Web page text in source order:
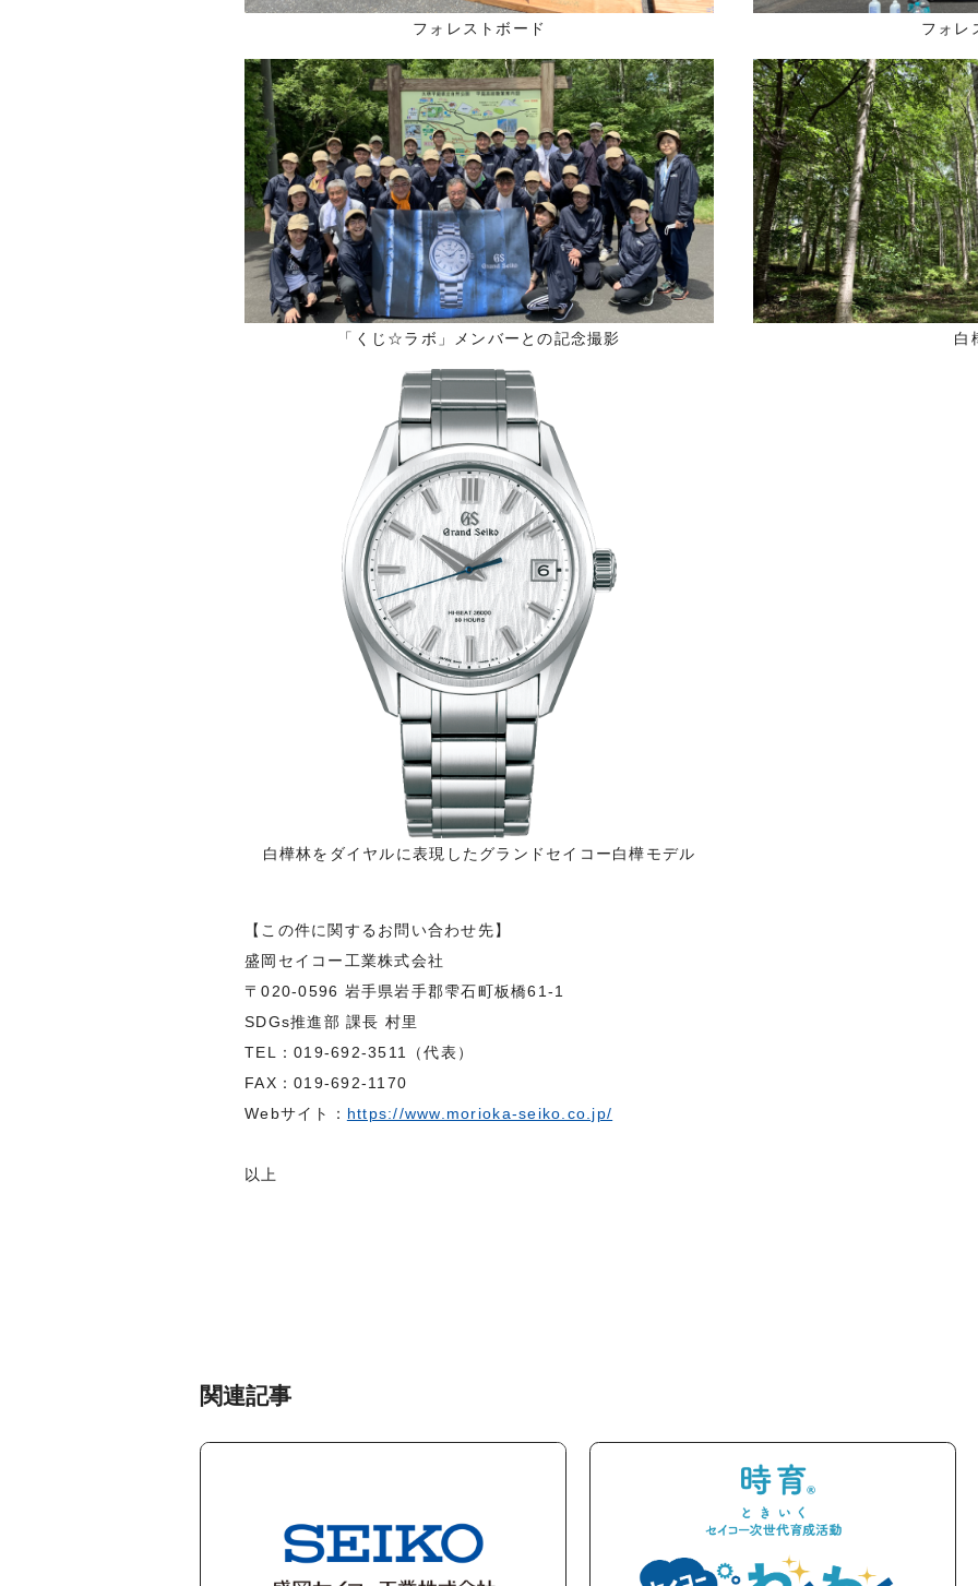
フォレストボード フォレ
「くじ☆ラボ」メンバーとの記念撮影 白
白樺林をダイヤルに表現したグランドセイコー白樺モデル
【この件に関するお問い合わせ先】
盛岡セイコー工業株式会社
〒020-0596 岩手県岩手郡雫石町板橋61-1
SDGs推進部 課長 村里
TEL：019-692-3511（代表）
FAX：019-692-1170
Webサイト： https://www.morioka-seiko.co.jp/
以上
関連記事